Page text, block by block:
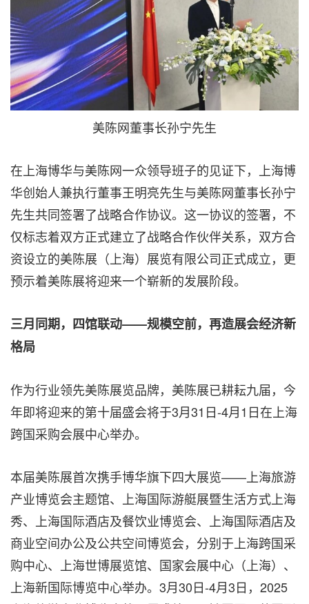
美陈网董事长孙宁先生
在上海博华与美陈网一众领导班子的见证下，上海博
华创始人兼执行董事王明亮先生与美陈网董事长孙宁
先生共同签署了战略合作协议。这一协议的签署，不
仅标志着双方正式建立了战略合作伙伴关系，双方合
资设立的美陈展（上海）展览有限公司正式成立，更
预示着美陈展将迎来一个崭新的发展阶段。
三月同期，四馆联动——规模空前，再造展会经济新
格局
作为行业领先美陈展览品牌，美陈展已耕耘九届，今
年即将迎来的第十届盛会将于3月31日-4月1日在上海
跨国采购会展中心举办。
本届美陈展首次携手博华旗下四大展览——上海旅游
产业博览会主题馆、上海国际游艇展暨生活方式上海
秀、上海国际酒店及餐饮业博览会、上海国际酒店及
商业空间办公及公共空间博览会，分别于上海跨国采
购中心、上海世博展览馆、国家会展中心（上海）、
上海新国际博览中心举办。3月30日-4月3日，2025